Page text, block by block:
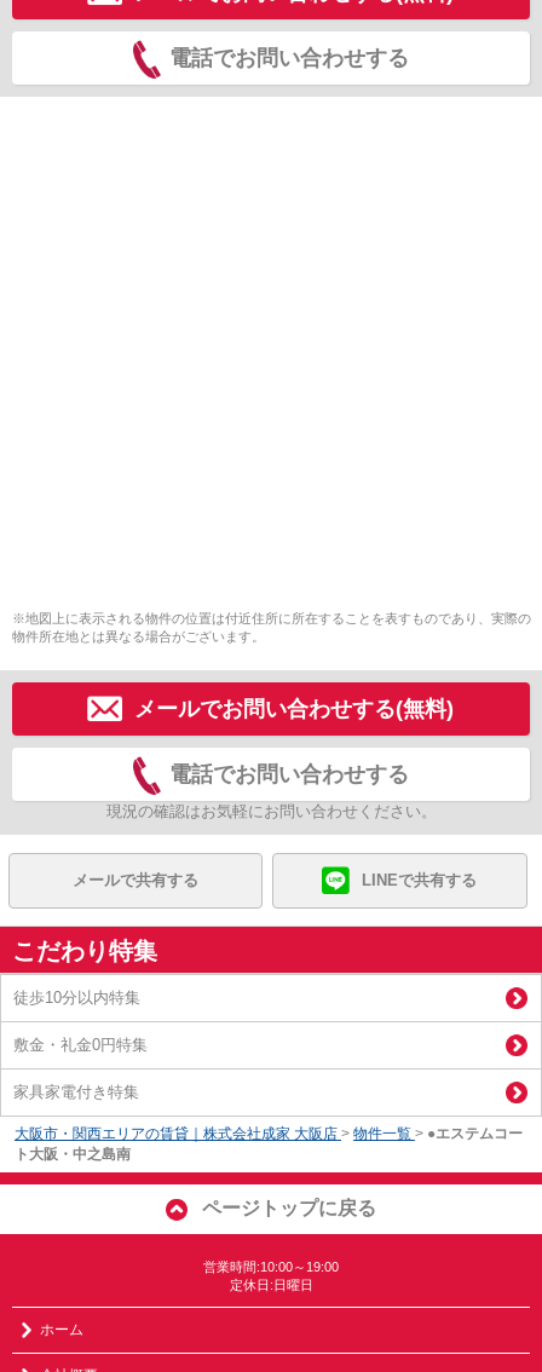
電話でお問い合わせする
※地図上に表示される物件の位置は付近住所に所在することを表すものであり、実際の
物件所在地とは異なる場合がございます。
メールでお問い合わせする(無料)
電話でお問い合わせする
現況の確認はお気軽にお問い合わせください。
メールで共有する LINEで共有する
こだわり特集
徒歩10分以内特集
敷金・礼金0円特集
家具家電付き特集
大阪市・関西エリアの賃貸｜株式会社成家 大阪店 > 物件一覧 > ●エステムコー
ト大阪・中之島南
ページトップに戻る
営業時間:10:00～19:00
定休日:日曜日
ホーム